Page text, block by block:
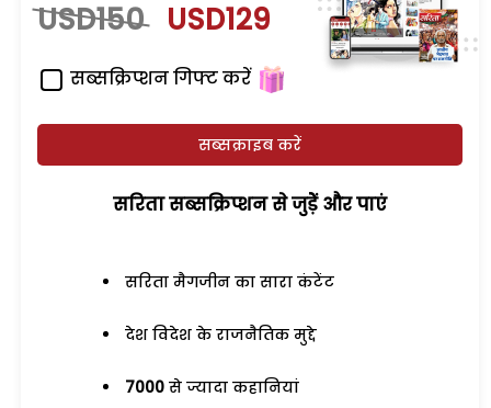
USD150 USD129
सब्सक्रिप्शन गिफ्ट करें
सब्सक्राइब करें
सरिता सब्सक्रिप्शन से जुड़ेें और पाएं
सरिता मैगजीन का सारा कंटेंट
देश विदेश के राजनैतिक मुद्दे
7000 से ज्यादा कहानियां